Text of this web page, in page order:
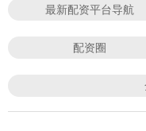
最新配资平台导航
配资圈